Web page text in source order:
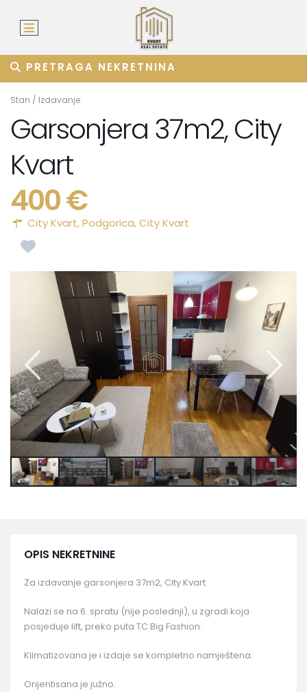
PRETRAGA NEKRETNINA
Stan / Izdavanje
Garsonjera 37m2, City
Kvart
400 €
City Kvart,Podgorica,City Kvart
OPIS NEKRETNINE
Za izdavanje garsonjera 37m2, City Kvart.
Nalazi se na 6. spratu (nije poslednji), u zgradi koja
posjeduje lift, preko puta TC Big Fashion.
Klimatizovana je i izdaje se kompletno namještena.
Orijentisana je južno.